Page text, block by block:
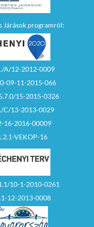
Járások programról:
A/12-2012-0009
09-11-2015-066
15-2015-0326
C/13-2013-0029
16-2016-00009
VEKOP-16
10-1-2010-0261
12-2013-0008